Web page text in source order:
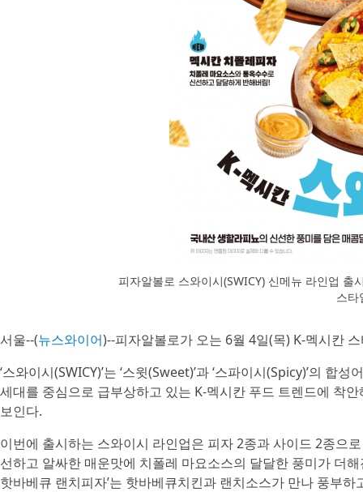
피자알볼로 스와이시(SWICY) 신메뉴 라인업
스타
서울--(뉴스와이어)--피자알볼로가 오는 6월 4일(목) K-멕시칸
‘스와이시(SWICY)’는 ‘스윗(Sweet)’과 ‘스파이시(Spicy)’의
세대를 중심으로 급부상하고 있는 K-멕시칸 푸드 트렌드에 착
보인다.
이번에 출시하는 스와이시 라인업은 피자 2종과 사이드 2종으
선하고 알싸한 매운맛에 치폴레 마요소스의 달달한 풍미가 더
핫바베큐 랜치피자’는 핫바베큐치킨과 랜치소스가 만나 풍부